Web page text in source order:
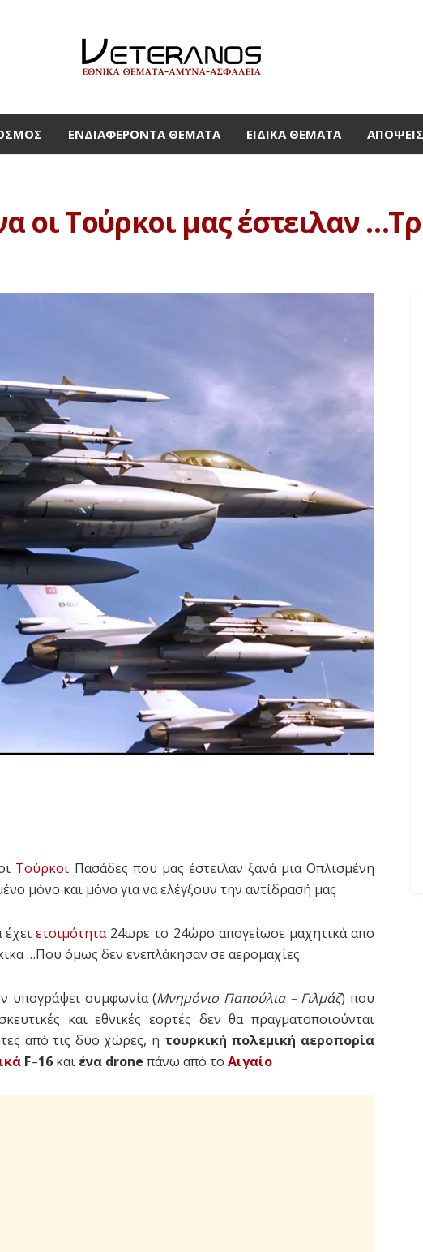
ΕΝΔΙΑΦΈΡΟΝΤΑ ΘΈΜΑΤΑ ΕΙΔΙΚΆ ΘΈΜΑΤΑ ΑΠΌΨΕΙΣ
οι Τούρκοι μας έστειλαν
Τούρκοι Πασάδες που μας έστειλαν ξανά μια Οπλισμένη
μόνο και μόνο για να ελέγξουν την αντίδρασή μας
έχειετοιμότητα24ωρε το 24ώρο απογείωσε μαχητικά απο
…Που όμως δεν ενεπλάκησαν σε αερομαχίες
υπογράψει συμφωνία (Μνημόνιο Παπούλια – Γιλμάζ) που
και εθνικές εορτές δεν θα πραγματοποιούνται
από τις δύο χώρες, η τουρκική πολεμική αεροπορία
F–16 και ένα drone πάνω από το Αιγαίο